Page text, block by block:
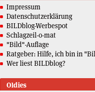
Impressum
Datenschutzerklärung
BILDblog-Werbespot
Schlagzeil-o-mat
"Bild"-Auflage
Ratgeber: Hilfe, ich bin in
Wer liest BILDblog?
Oldies